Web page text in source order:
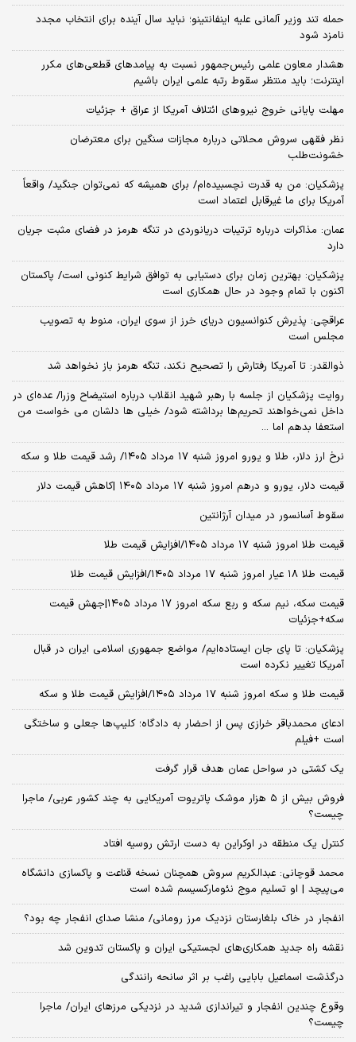
حمله تند وزیر آلمانی علیه اینفانتینو؛ نباید سال آینده برای انتخاب مجدد
نامزد شود
هشدار معاون علمی رئیس‌جمهور نسبت به پیامدهای قطعی‌های مکرر
اینترنت؛ باید منتظر سقوط رتبه علمی ایران باشیم
مهلت پایانی خروج نیروهای ائتلاف آمریکا از عراق + جزئیات
نظر فقهی سروش محلاتی درباره مجازات سنگین برای معترضان
خشونت‌طلب
پزشکیان: من به قدرت نچسبیده‌ام/ برای همیشه که نمی‌توان جنگید/ واقعاً
آمریکا برای ما غیرقابل اعتماد است
عمان: مذاکرات درباره ترتیبات دریانوردی در تنگه هرمز در فضای مثبت جریان
دارد
پزشکیان‌: بهترین زمان برای دستیابی به توافق شرایط کنونی است/ پاکستان
اکنون با تمام وجود در حال همکاری است
عراقچی: پذیرش کنوانسیون دریای خرز از سوی ایران، منوط به تصویب
مجلس است
ذوالقدر: تا آمریکا رفتارش را تصحیح نکند، تنگه هرمز باز نخواهد شد
روایت پزشکیان از جلسه با رهبر شهید انقلاب درباره استیضاح وزرا/ عده‌ای در
داخل نمی‌خواهند تحریم‌ها برداشته شود/ خیلی ها دلشان می خواست من
استعفا بدهم اما ...
نرخ ارز دلار، طلا و یورو امروز شنبه ۱۷ مرداد ۱۴۰۵/ رشد قیمت طلا و سکه
قیمت دلار، یورو و درهم امروز شنبه ۱۷ مرداد ۱۴۰۵ |کاهش قیمت دلار
سقوط آسانسور در میدان آرژانتین
قیمت طلا امروز شنبه ۱۷ مرداد ۱۴۰۵/افزایش قیمت طلا
قیمت طلا ۱۸ عیار امروز شنبه ۱۷ مرداد ۱۴۰۵/افزایش قیمت طلا
قیمت سکه، نیم سکه و ربع سکه امروز ۱۷ مرداد ۱۴۰۵|جهش قیمت
سکه+جزئیات
پزشکیان: تا پای جان ایستاده‌ایم/ مواضع جمهوری اسلامی ایران در قبال
آمریکا تغییر نکرده است
قیمت طلا و سکه امروز شنبه ۱۷ مرداد ۱۴۰۵/افزایش قیمت طلا و سکه
ادعای محمدباقر خرازی پس از احضار به دادگاه؛ کلیپ‌ها جعلی و ساختگی
است +فیلم
یک کشتی در سواحل عمان هدف قرار گرفت
فروش بیش از ۵ هزار موشک پاتریوت آمریکایی به چند کشور عربی/ ماجرا
چیست؟
کنترل یک منطقه در اوکراین به دست ارتش روسیه افتاد
محمد قوچانی: عبدالکریم سروش همچنان نسخه قناعت و پاکسازی دانشگاه
می‌پیچد | او تسلیم موج نئومارکسیسم شده است
انفجار در خاک بلغارستان نزدیک مرز رومانی/ منشا صدای انفجار چه بود؟
نقشه راه جدید همکاری‌های لجستیکی ایران و پاکستان تدوین شد
درگذشت اسماعیل بابایی راغب بر اثر سانحه رانندگی
وقوع چندین انفجار و تیراندازی شدید در نزدیکی مرز‌های ایران/ ماجرا
چیست؟